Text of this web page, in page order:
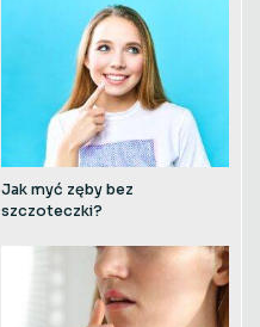
Jak myć zęby bez
szczoteczki?